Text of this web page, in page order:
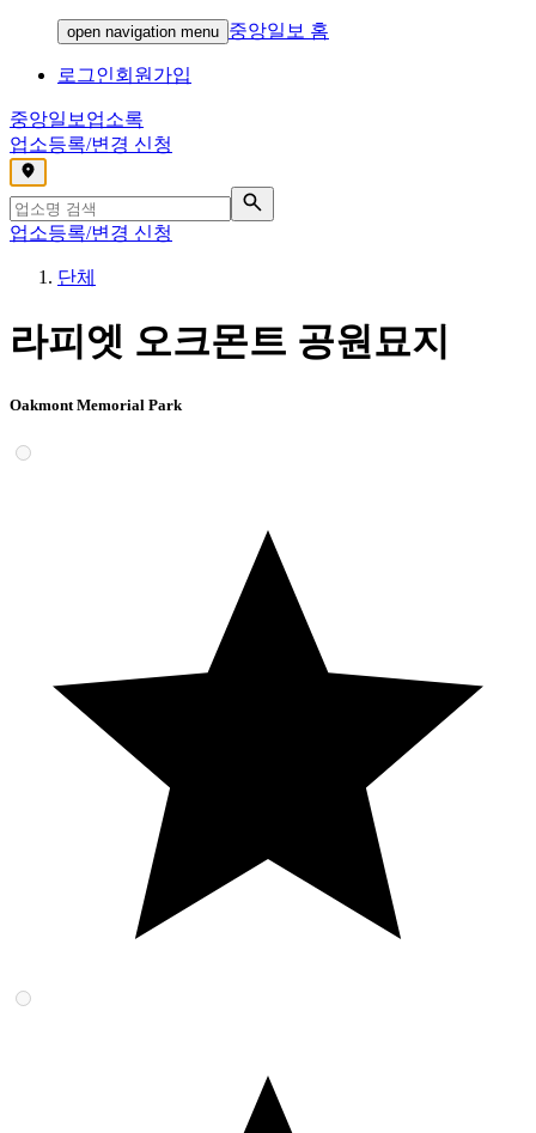
open navigation menu 중앙일보 홈
로그인회원가입
중앙일보 업소록
업소등록/변경 신청
,
업소등록/변경 신청
단체
라피엣 오크몬트 공원묘지
Oakmont Memorial Park